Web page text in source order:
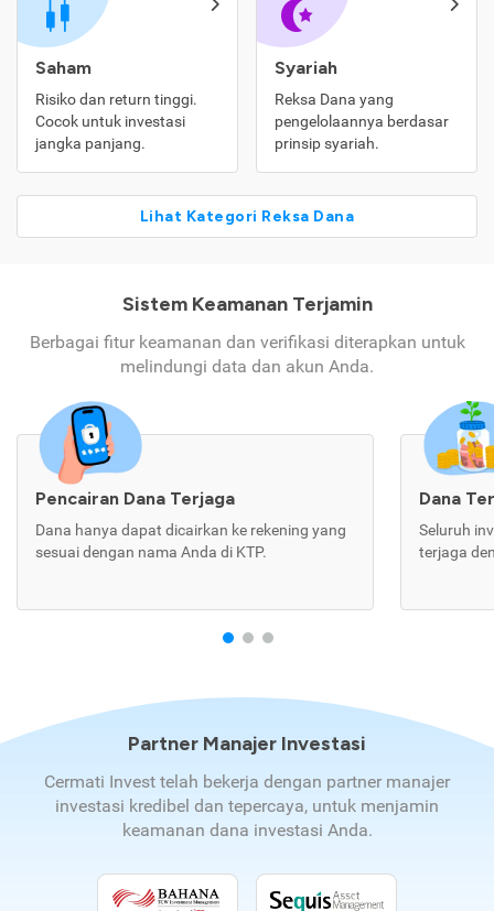
Saham
Risiko dan return tinggi.
Cocok untuk investasi
jangka panjang.
Syariah
Reksa Dana yang
pengelolaannya berdasar
prinsip syariah.
Lihat Kategori Reksa Dana
Sistem Keamanan Terjamin
Berbagai fitur keamanan dan verifikasi diterapkan untuk
melindungi data dan akun Anda.
Pencairan Dana Terjaga
Dana hanya dapat dicairkan ke rekening yang
sesuai dengan nama Anda di KTP.
Dana
Seluruh
terjaga
Partner Manajer Investasi
Cermati Invest telah bekerja dengan partner manajer
investasi kredibel dan tepercaya, untuk menjamin
keamanan dana investasi Anda.